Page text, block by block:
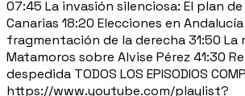
07:45 La invasión silenciosa: El plan
Canarias 18:20 Elecciones en
fragmentación de la derecha 31:50 La
Matamoros sobre Alvise Pérez 41:30
despedida TODOS LOS EPISODIOS
https://www.youtube.com/playlist?